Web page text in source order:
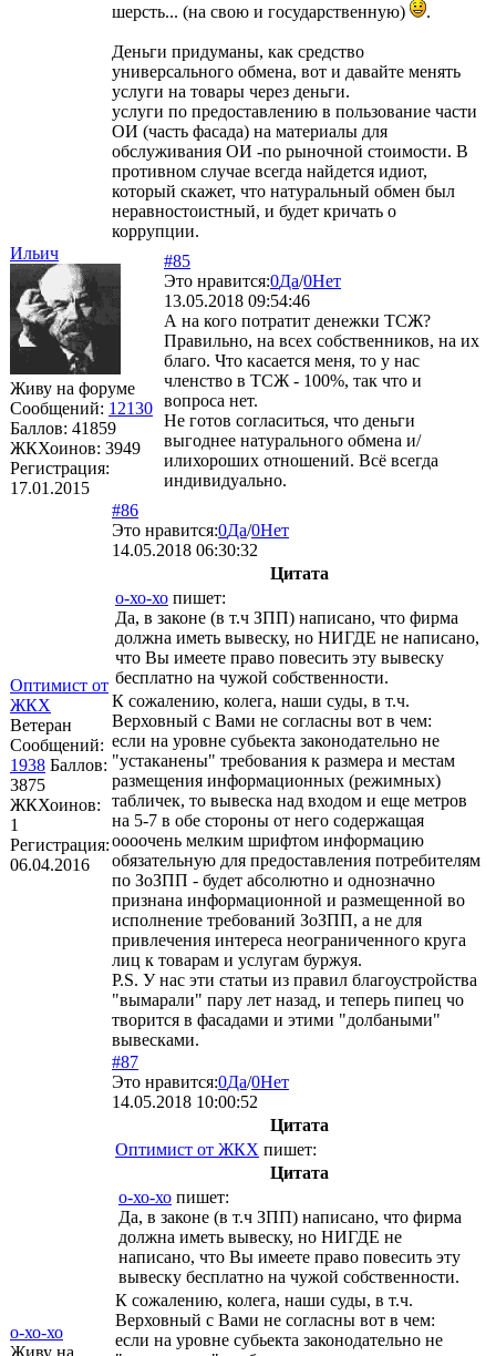
шерсть... (на свою и государственную)
.
Деньги придуманы, как средство
универсального обмена, вот и давайте менять
услуги на товары через деньги.
услуги по предоставлению в пользование части
ОИ (часть фасада) на материалы для
обслуживания ОИ -по рыночной стоимости. В
противном случае всегда найдется идиот,
который скажет, что натуральный обмен был
неравностоистный, и будет кричать о
коррупции.
Ильич
Живу на форуме
Сообщений: 12130
Баллов: 41859
ЖКХоинов: 3949
Регистрация:
17.01.2015
#85
Это нравится:0Да/0Нет
13.05.2018 09:54:46
А на кого потратит денежки ТСЖ?
Правильно, на всех собственников, на их
благо. Что касается меня, то у нас
членство в ТСЖ - 100%, так что и
вопроса нет.
Не готов согласиться, что деньги
выгоднее натурального обмена и/
илихороших отношений. Всё всегда
индивидуально.
Оптимист от
ЖКХ
Ветеран
Сообщений:
1938 Баллов:
3875
ЖКХоинов:
1
Регистрация:
06.04.2016
#86
Это нравится:0Да/0Нет
14.05.2018 06:30:32
Цитата
о-хо-хо пишет:
Да, в законе (в т.ч ЗПП) написано, что фирма
должна иметь вывеску, но НИГДЕ не написано,
что Вы имеете право повесить эту вывеску
бесплатно на чужой собственности.
К сожалению, колега, наши суды, в т.ч.
Верховный с Вами не согласны вот в чем:
если на уровне субьекта законодательно не
"устаканены" требования к размера и местам
размещения информационных (режимных)
табличек, то вывеска над входом и еще метров
на 5-7 в обе стороны от него содержащая
оооочень мелким шрифтом информацию
обязательную для предоставления потребителям
по ЗоЗПП - будет абсолютно и однозначно
признана информационной и размещенной во
исполнение требований ЗоЗПП, а не для
привлечения интереса неограниченного круга
лиц к товарам и услугам буржуя.
P.S. У нас эти статьи из правил благоустройства
"вымарали" пару лет назад, и теперь пипец чо
творится в фасадами и этими "долбаными"
вывесками.
о-хо-хо
Живу на
#87
Это нравится:0Да/0Нет
14.05.2018 10:00:52
Цитата
Оптимист от ЖКХ пишет:
Цитата
о-хо-хо пишет:
Да, в законе (в т.ч ЗПП) написано, что фирма
должна иметь вывеску, но НИГДЕ не
написано, что Вы имеете право повесить эту
вывеску бесплатно на чужой собственности.
К сожалению, колега, наши суды, в т.ч.
Верховный с Вами не согласны вот в чем:
если на уровне субьекта законодательно не